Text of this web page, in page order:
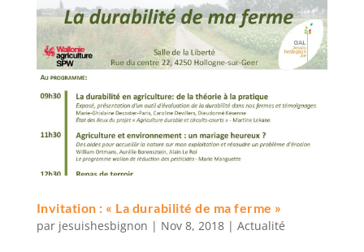
Invitation : « La durabilité de ma ferme »
par jesuishesbignon | Nov 8, 2018| Actualité